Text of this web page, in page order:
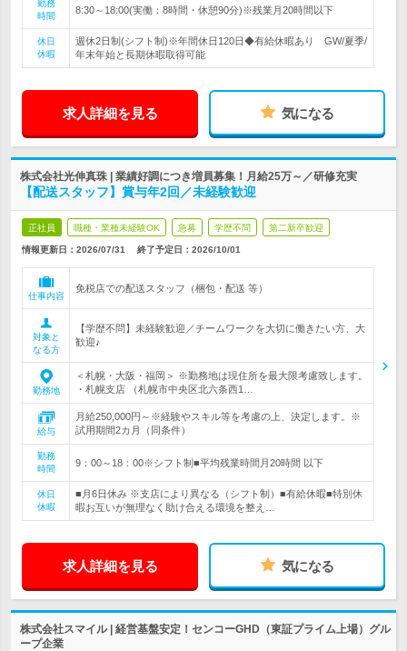
勤務
時間
8:30～18:00(実働：8時間・休憩90分)※残業月20時間以下
休日
休暇
週休2日制(シフト制)※年間休日120日◆有給休暇あり GW/夏季/
年末年始と長期休暇取得可能
求人詳細を見る 気になる
株式会社光伸真珠 | 業績好調につき増員募集！月給25万～／研修充実
【配送スタッフ】賞与年2回／未経験歓迎
正社員 職種・業種未経験OK 急募 学歴不問 第二新卒歓迎
情報更新日：2026/07/31 終了予定日： 2026/10/01
仕事内容
免税店での配送スタッフ（梱包・配送 等）
対象と
なる方
【学歴不問】未経験歓迎／チームワークを大切に働きたい方、大
歓迎♪
勤務地
＜札幌・大阪・福岡＞ ※勤務地は現住所を最大限考慮致します。
・札幌支店 （札幌市中央区北六条西1…
給与
月給250,000円～※経験やスキル等を考慮の上、決定します。※
試用期間2カ月（同条件）
勤務
時間
9：00～18：00※シフト制■平均残業時間月20時間 以下
休日
休暇
■月6日休み ※支店により異なる（シフト制）■有給休暇■特別休
暇お互いが無理なく助け合える環境を整え…
求人詳細を見る 気になる
株式会社スマイル | 経営基盤安定！センコーGHD（東証プライム上場）グル
ープ企業